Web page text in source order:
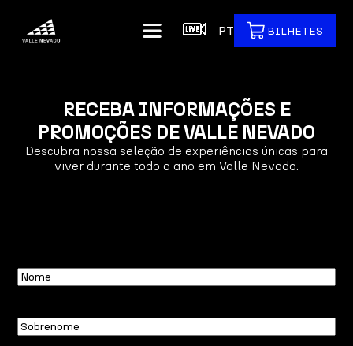
PT BILHETES
RECEBA INFORMAÇÕES E
PROMOÇÕES DE VALLE NEVADO
Descubra nossa seleção de experiências únicas para
viver durante todo o ano em Valle Nevado.
Nome
Sobrenome